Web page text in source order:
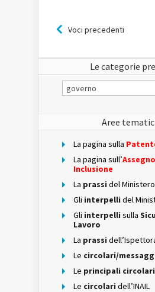
Voci precedenti
Le categorie
Le
categorie
Aree
La pagina sulla
La pagina sull’
Inclusione
La prassi del
Gli interpelli del
Gli interpelli sulla
Lavoro
La prassi
Le circolari/
Le principali circolari
Le circolari dell’INAIL